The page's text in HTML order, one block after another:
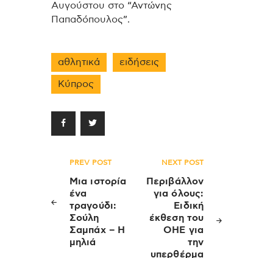
Αυγούστου στο “Αντώνης
Παπαδόπουλος”.
αθλητικά ειδήσεις
Κύπρος
Πλοήγηση
άρθρων
PREV POST
Μια ιστορία
ένα
τραγούδι:
Σούλη
Σαμπάχ – Η
μηλιά
NEXT POST
Περιβάλλον
για όλους:
Ειδική
έκθεση του
ΟΗΕ για
την
υπερθέρμα